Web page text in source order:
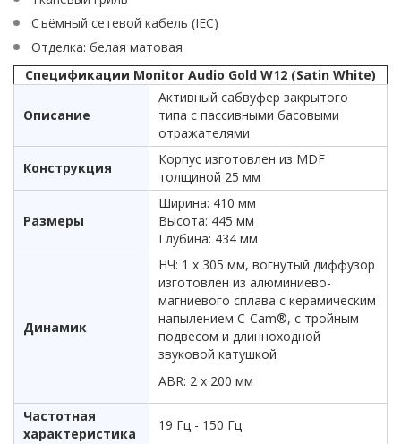
Съёмный сетевой кабель (IEC)
Отделка: белая матовая
Спецификации Monitor Audio Gold W12 (Satin White)
Описание
Активный сабвуфер закрытого
типа с пассивными басовыми
отражателями
Конструкция
Корпус изготовлен из MDF
толщиной 25 мм
Размеры
Ширина: 410 мм
Высота: 445 мм
Глубина: 434 мм
Динамик
НЧ: 1 х 305 мм, вогнутый диффузор
изготовлен из алюминиево-
магниевого сплава с керамическим
напылением C-Cam®, с тройным
подвесом и длинноходной
звуковой катушкой
ABR: 2 x 200 мм
Частотная
характеристика
19 Гц - 150 Гц